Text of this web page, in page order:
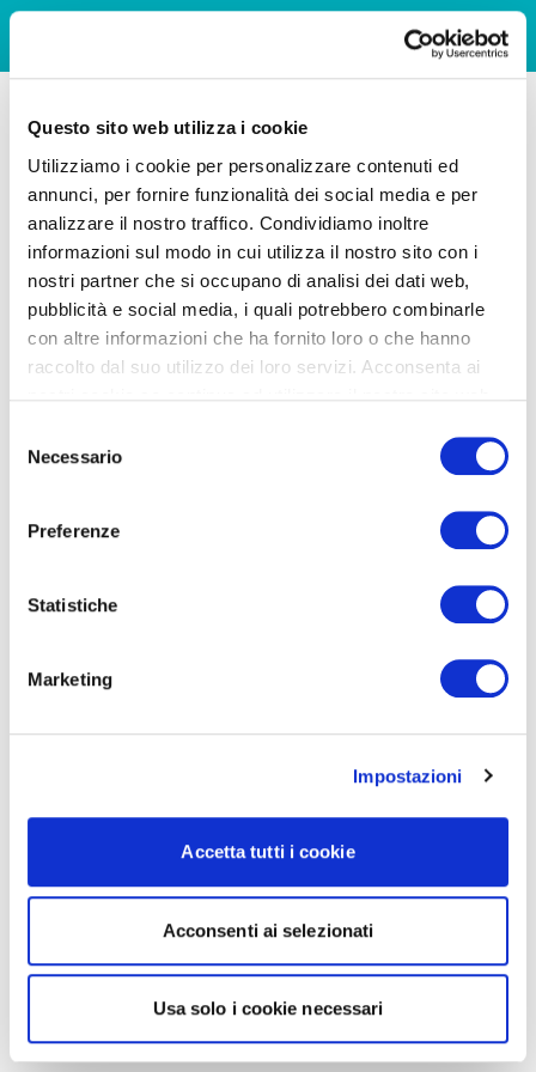
Questo sito web utilizza i cookie
Utilizziamo i cookie per personalizzare contenuti ed
annunci, per fornire funzionalità dei social media e per
analizzare il nostro traffico. Condividiamo inoltre
informazioni sul modo in cui utilizza il nostro sito con i
nostri partner che si occupano di analisi dei dati web,
pubblicità e social media, i quali potrebbero combinarle
con altre informazioni che ha fornito loro o che hanno
raccolto dal suo utilizzo dei loro servizi. Acconsenta ai
delNecessario
Preferenze
Statistiche
Marketing
Impostazioni
Accetta tutti i cookie
Acconsenti ai selezionati
Usa solo i cookie necessari